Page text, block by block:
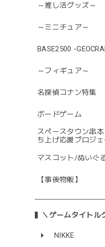
～推し活グッズ～
～ミニチュア～
BASE2500 -
～フィギュア～
名探偵コナン特集
ボードゲーム
スペースタウン串
ち上げ応援プロジ
マスコット/ぬいぐ
【事後物販】
＼ゲームタイトル
NIKKE